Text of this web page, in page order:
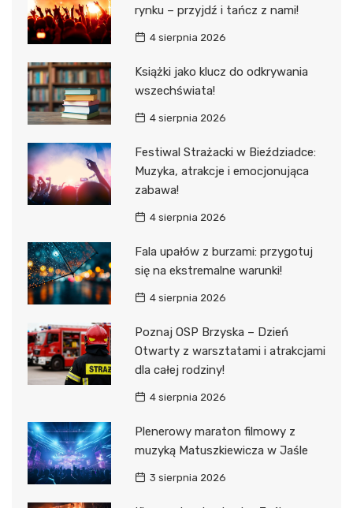
rynku – przyjdź i tańcz z nami!
4 sierpnia 2026
Książki jako klucz do odkrywania
wszechświata!
4 sierpnia 2026
Festiwal Strażacki w Bieździadce:
Muzyka, atrakcje i emocjonująca
zabawa!
4 sierpnia 2026
Fala upałów z burzami: przygotuj
się na ekstremalne warunki!
4 sierpnia 2026
Poznaj OSP Brzyska – Dzień
Otwarty z warsztatami i atrakcjami
dla całej rodziny!
4 sierpnia 2026
Plenerowy maraton filmowy z
muzyką Matuszkiewicza w Jaśle
3 sierpnia 2026